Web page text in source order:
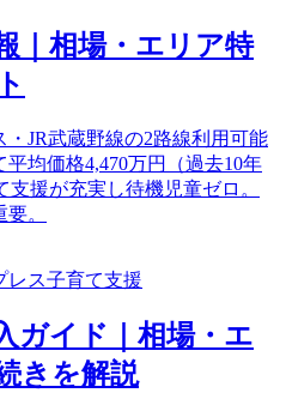
｜相場・エリア特
JR武蔵野線の2路線利用可能
均価格4,470万円（過去10年
支援が充実し待機児童ゼロ。
。
レス子育て支援
ガイド｜相場・エ
きを解説